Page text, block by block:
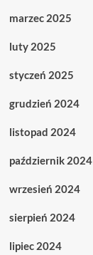
marzec 2025
luty 2025
styczeń 2025
grudzień 2024
listopad 2024
październik 2024
wrzesień 2024
sierpień 2024
lipiec 2024